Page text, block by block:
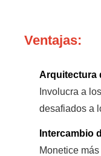
Ventajas:
Arquitectura
Involucra a
desafiados a
Intercambio
Monetice